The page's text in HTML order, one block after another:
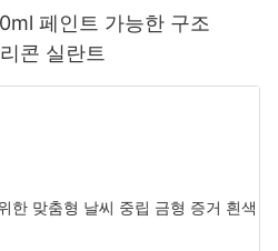
페인트 가능한 구조
콘 실란트